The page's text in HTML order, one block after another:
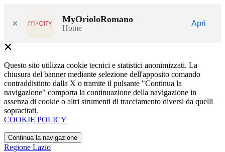
× MyOrioloRomano
Home
Apri
Questo sito utilizza cookie tecnici e statistici anonimizzati. La
chiusura del banner mediante selezione dell'apposito comando
contraddistinto dalla X o tramite il pulsante "Continua la
navigazione" comporta la continuazione della navigazione in
assenza di cookie o altri strumenti di tracciamento diversi da quelli
sopracitati.
COOKIE POLICY
Continua la navigazione
Regione Lazio